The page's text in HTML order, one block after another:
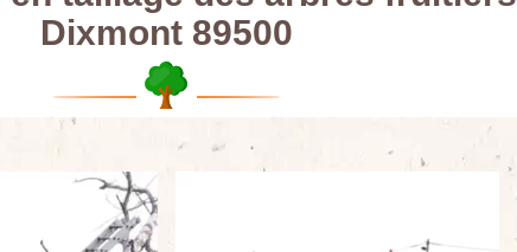
Dixmont 89500